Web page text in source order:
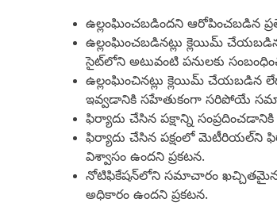
ఉల్లంఘించబడిందని ఆరోపించబడిన
ఉల్లంఘించబడినట్లు క్లెయిమ్
సైట్‌లోని అటువంటి పనులకు
ఉల్లంఘించినట్లు క్లెయిమ్
ఇవ్వడానికి సహేతుకంగా సరిపోయే
ఫిర్యాదు చేసిన పక్షాన్ని
ఫిర్యాదు చేసిన పక్షంలో మెటీరియల్‌ని
విశ్వాసం ఉందని ప్రకటన.
నోటిఫికేషన్‌లోని సమాచారం
అధికారం ఉందని ప్రకటన.